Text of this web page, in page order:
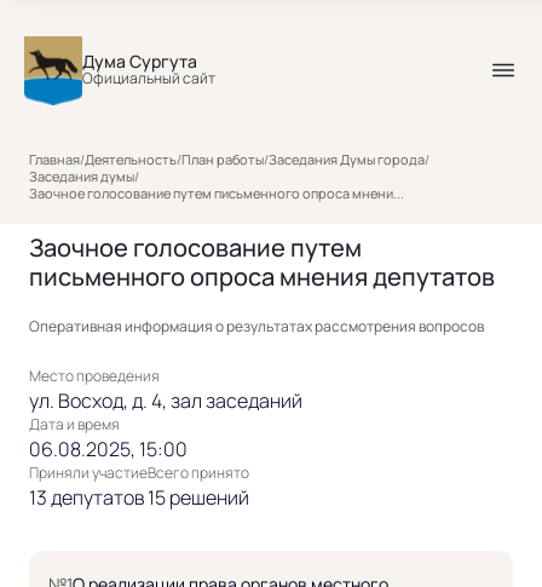
Дума Сургута
Официальный сайт
Главная/Деятельность/План работы/Заседания Думы города/
Заседания думы/
Заочное голосование путем письменного опроса мнени...
Заочное голосование путем
письменного опроса мнения депутатов
Оперативная информация о результатах рассмотрения вопросов
Место проведения
ул. Восход, д. 4, зал заседаний
Дата и время
06.08.2025, 15:00
Приняли участие
13 депутатов
Всего принято
15 решений